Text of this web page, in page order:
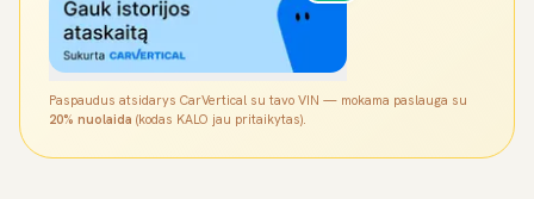
Paspaudus atsidarys CarVertical su tavo VIN — mokama paslauga su
20% nuolaida (kodas KALO jau pritaikytas).